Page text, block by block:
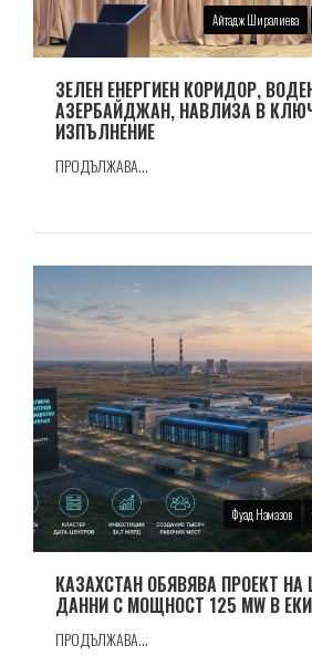
Айтадж Ширалиева
ЗЕЛЕН ЕНЕРГИЕН КОРИДОР,
АЗЕРБАЙДЖАН, НАВЛИЗА В
ИЗПЪЛНЕНИЕ
ПРОДЪЛЖАВА...
Фуад Намазов
КАЗАХСТАН ОБЯВЯВА ПРОЕКТ НА
ДАННИ С МОЩНОСТ 125 MW В
ПРОДЪЛЖАВА...